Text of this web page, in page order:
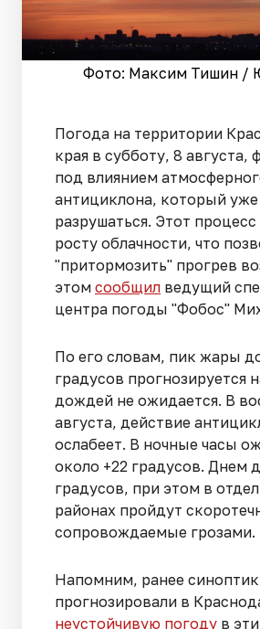
Фото: Максим Тишин /
Погода на территории
края в субботу, 8 августа,
под влиянием
антициклона, который уже
разрушаться. Этот
росту облачности, что
"притормозить" прогрев
этом сообщил ведущий
центра погоды "Фобос"
По его словам, пик жары
градусов прогнозируется
дождей не ожидается. В
августа, действие
ослабеет. В ночные часы
около +22 градусов. Днем
градусов, при этом в
районах пройдут
сопровождаемые грозами.
Напомним, ранее
прогнозировали в
неустойчивую погоду в